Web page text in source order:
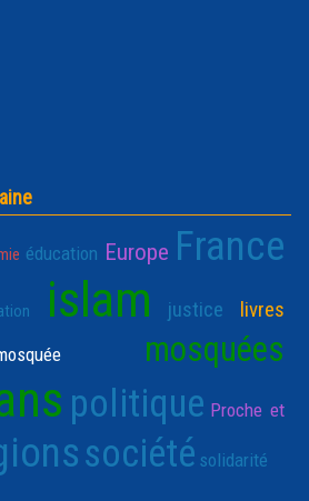
éducation Europe France
islam justice livres
mosquées
politique Proche et
société solidarité